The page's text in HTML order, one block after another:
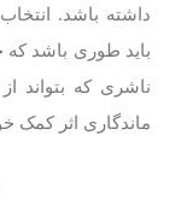
داشته باشد.
باید طوری باشد
ناشری که بتواند
ماندگاری اثر کمک